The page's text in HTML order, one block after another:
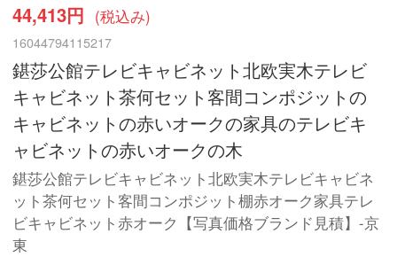
44,413円 (税込み)
16044794115217
鍖莎公館テレビキャビネット北欧実木テレビ
キャビネット茶何セット客間コンポジットの
キャビネットの赤いオークの家具のテレビキ
ャビネットの赤いオークの木
鍖莎公館テレビキャビネット北欧実木テレビキャビネ
ット茶何セット客間コンポジット棚赤オーク家具テレ
ビキャビネット赤オーク【写真価格ブランド見積】-京
東